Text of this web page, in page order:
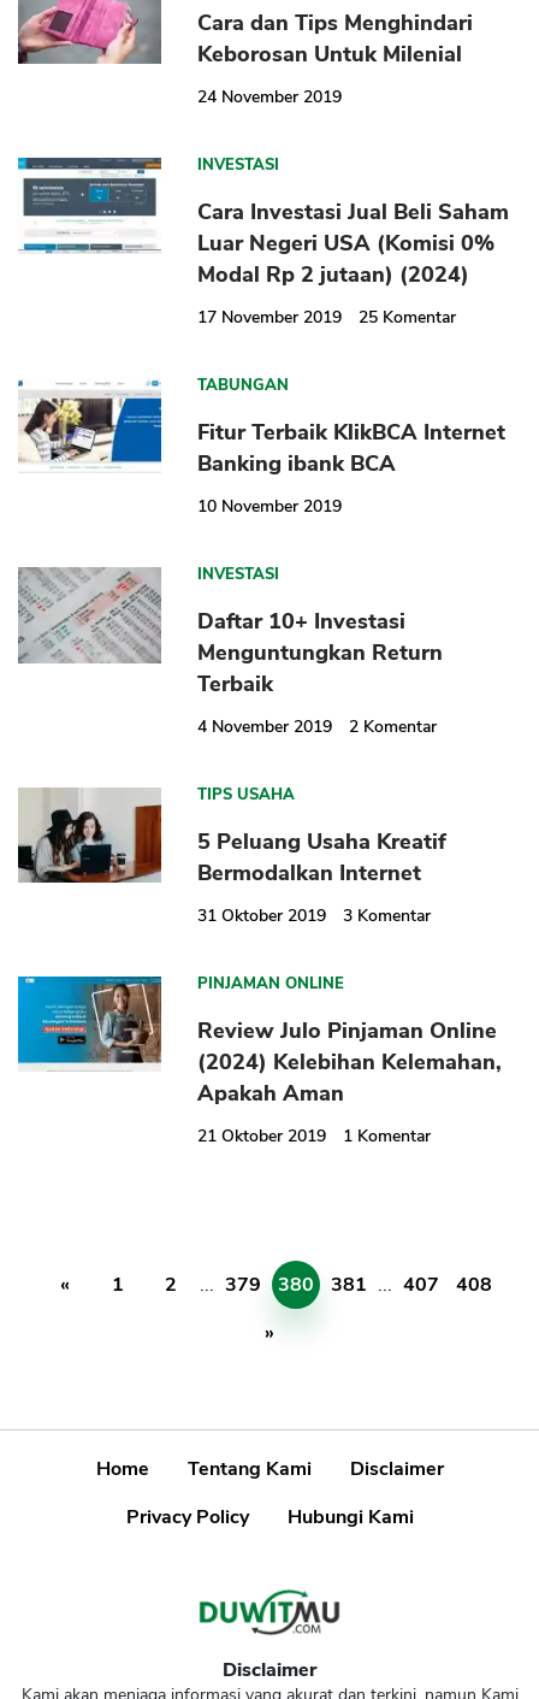
Cara dan Tips Menghindari
Keborosan Untuk Milenial
24 November 2019
INVESTASI
Cara Investasi Jual Beli Saham
Luar Negeri USA (Komisi 0%
Modal Rp 2 jutaan) (2024)
17 November 2019 25 Komentar
TABUNGAN
Fitur Terbaik KlikBCA Internet
Banking ibank BCA
10 November 2019
INVESTASI
Daftar 10+ Investasi
Menguntungkan Return
Terbaik
4 November 2019 2 Komentar
TIPS USAHA
5 Peluang Usaha Kreatif
Bermodalkan Internet
31 Oktober 2019 3 Komentar
PINJAMAN ONLINE
Review Julo Pinjaman Online
(2024) Kelebihan Kelemahan,
Apakah Aman
21 Oktober 2019 1 Komentar
« 1 2 ... 379 380 381 ... 407
408
»
Home Tentang Kami
Disclaimer
Privacy Policy
Hubungi Kami
Disclaimer